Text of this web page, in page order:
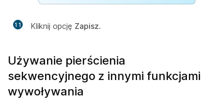
11 Kliknij opcję Zapisz.
Używanie pierścienia
sekwencyjnego z innymi funkcjami
wywoływania